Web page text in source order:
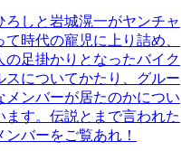
ろしと岩城滉一がヤンチャ
て時代の寵児に上り詰め、
の足掛かりとなったバイク
スについてかたり、グルー
メンバーが居たのかについ
ます。伝説とまで言われた
ンバーをご覧あれ！